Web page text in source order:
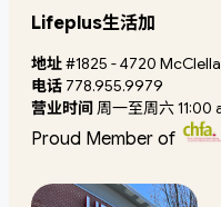
Lifeplus生活加
地址#1825 - 4720
电话 778.955.9979
营业时间 周一至周六 11:00
Proud Member of